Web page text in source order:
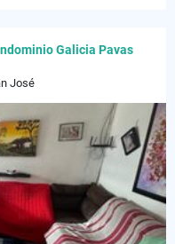
Galicia Pavas
José